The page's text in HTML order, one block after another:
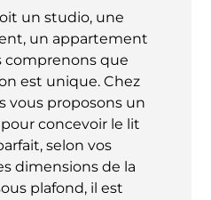
un studio, une
un appartement
comprenons que
est unique. Chez
vous proposons un
concevoir le lit
selon vos
dimensions de la
plafond, il est